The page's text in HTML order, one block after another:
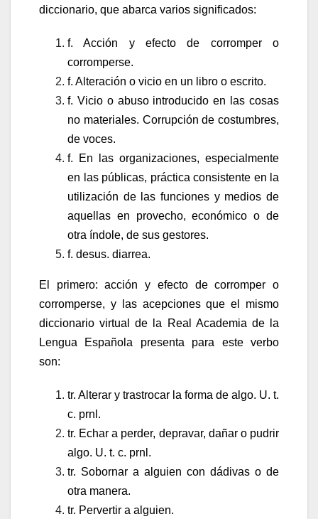
diccionario, que abarca varios significados:
f. Acción y efecto de corromper o
corromperse.
f. Alteración o vicio en un libro o escrito.
f. Vicio o abuso introducido en las cosas
no materiales. Corrupción de costumbres,
de voces.
f. En las organizaciones, especialmente
en las públicas, práctica consistente en la
utilización de las funciones y medios de
aquellas en provecho, económico o de
otra índole, de sus gestores.
f. desus. diarrea.
El primero: acción y efecto de corromper o
corromperse, y las acepciones que el mismo
diccionario virtual de la Real Academia de la
Lengua Española presenta para este verbo
son:
tr. Alterar y trastrocar la forma de algo. U. t.
c. prnl.
tr. Echar a perder, depravar, dañar o pudrir
algo. U. t. c. prnl.
tr. Sobornar a alguien con dádivas o de
otra manera.
tr. Pervertir a alguien.